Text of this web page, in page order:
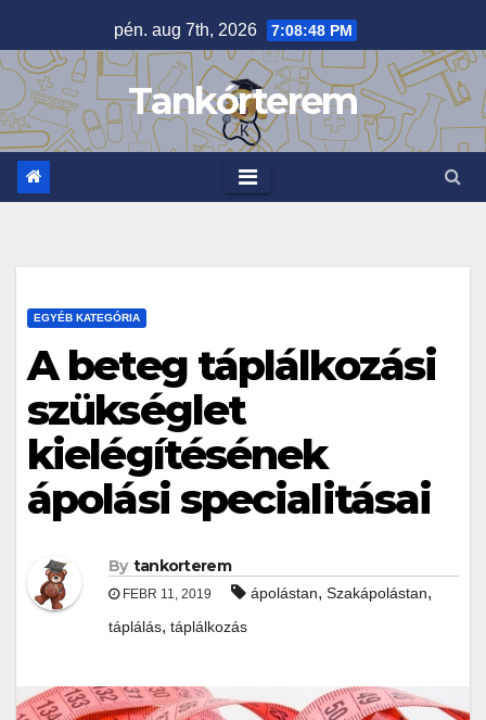
to
content
pén. aug 7th, 2026 7:08:49 PM
Tankórterem
EGYÉB KATEGÓRIA
A beteg táplálkozási
szükséglet
kielégítésének
ápolási specialitásai
By tankorterem
FEBR 11, 2019 ápolástan, Szakápolástan,
táplálás, táplálkozás